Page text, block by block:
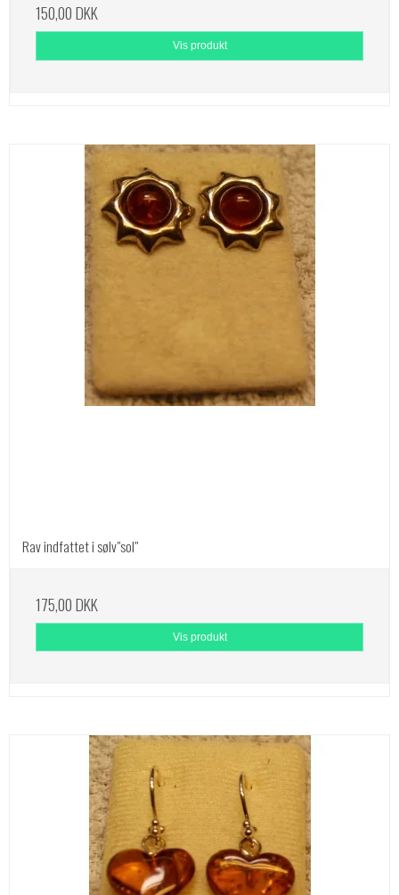
150,00 DKK
Vis produkt
Rav indfattet i sølv"sol"
175,00 DKK
Vis produkt